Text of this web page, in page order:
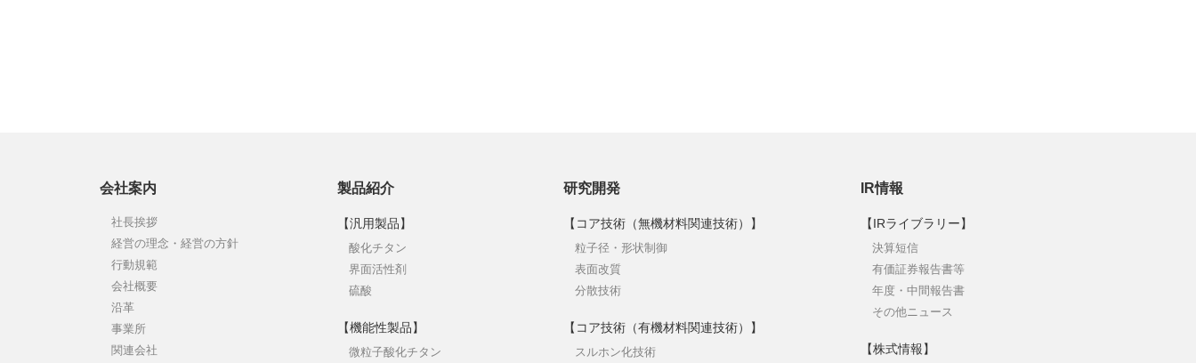
会社案内
社長挨拶
経営の理念・経営の方針
行動規範
会社概要
沿革
事業所
関連会社
製品紹介
【汎用製品】
酸化チタン
界面活性剤
硫酸
【機能性製品】
微粒子酸化チタン
研究開発
【コア技術（無機材料関連技術）】
粒子径・形状制御
表面改質
分散技術
【コア技術（有機材料関連技術）】
スルホン化技術
IR情報
【IRライブラリー】
決算短信
有価証券報告書等
年度・中間報告書
その他ニュース
【株式情報】